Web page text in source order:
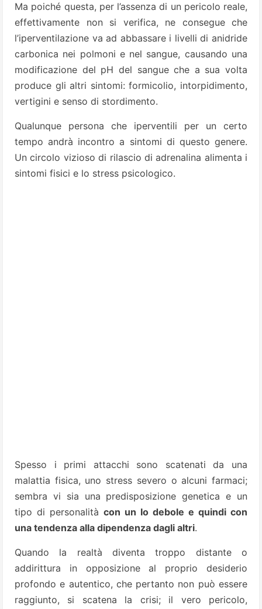
Ma poiché questa, per l’assenza di un pericolo reale,
effettivamente non si verifica, ne consegue che
l’iperventilazione va ad abbassare i livelli di anidride
carbonica nei polmoni e nel sangue, causando una
modificazione del pH del sangue che a sua volta
produce gli altri sintomi: formicolio, intorpidimento,
vertigini e senso di stordimento.
Qualunque persona che iperventili per un certo
tempo andrà incontro a sintomi di questo genere.
Un circolo vizioso di rilascio di adrenalina alimenta i
sintomi fisici e lo stress psicologico.
Spesso i primi attacchi sono scatenati da una
malattia fisica, uno stress severo o alcuni farmaci;
sembra vi sia una predisposizione genetica e un
tipo di personalità con un Io debole e quindi con
una tendenza alla dipendenza dagli altri.
Quando la realtà diventa troppo distante o
addirittura in opposizione al proprio desiderio
profondo e autentico, che pertanto non può essere
raggiunto, si scatena la crisi; il vero pericolo,